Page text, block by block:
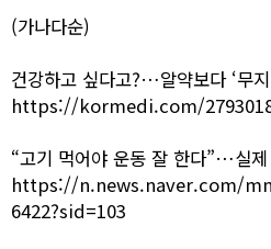
(가나다순)
건강하고 싶다고?…알약보다 ‘무
https://kormedi.com/
“고기 먹어야 운동 잘 한다”…실
https://n.news.naver.com/
6422?sid=103